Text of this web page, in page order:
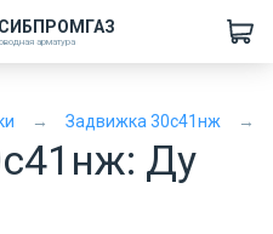
арматура
Задвижка 30с41нж
Ду